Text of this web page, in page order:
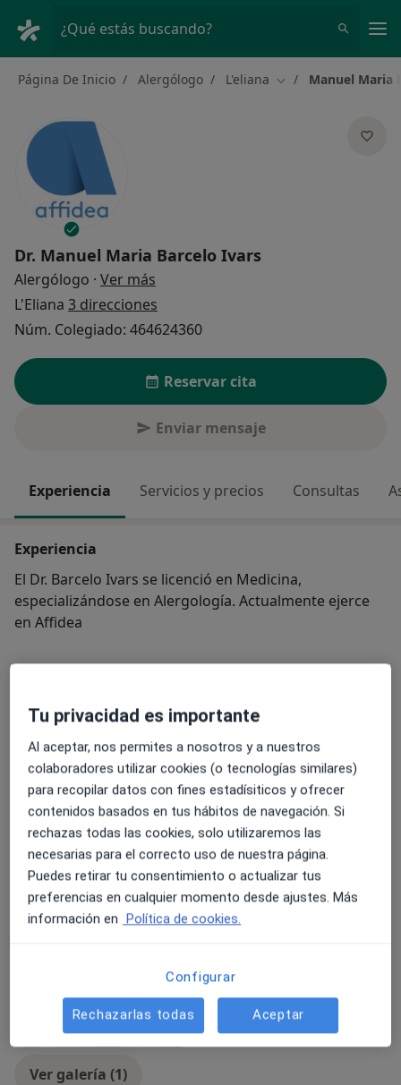
¿Qué estás buscando?
Página De Inicio Alergólogo L'eliana Cambiar de ciudad
Manuel Maria
Dr. Manuel Maria Barcelo Ivars
Alergólogo · Ver más
L'Eliana 3 direcciones
Núm. Colegiado: 464624360
Reservar cita
Enviar mensaje
Experiencia Servicios y precios Consultas
Experiencia
El Dr. Barcelo Ivars se licenció en Medicina,
especializándose en Alergología. Actualmente ejerce
en Affidea
Especialista en:
Principales enfermedades tratadas
Alergia alimentaria
Anafilaxia
Dermatitis atópica
Rinitis alérgica
Asma alérgica
Tipos de consulta
PresencialVer direcciones (3)
Fotos y vídeos
Ver galería (1)
Tu privacidad es importante
Al aceptar, nos permites a nosotros y a nuestros
colaboradores utilizar cookies (o tecnologías similares)
para recopilar datos con fines estadísiticos y ofrecer
contenidos basados en tus hábitos de navegación. Si
rechazas todas las cookies, solo utilizaremos las
necesarias para el correcto uso de nuestra página.
Puedes retirar tu consentimiento o actualizar tus
preferencias en cualquier momento desde ajustes. Más
información en Política de cookies.
Configurar
Rechazarlas todas Aceptar